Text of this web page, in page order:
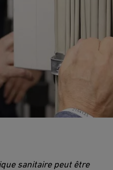
sanitaire peut être